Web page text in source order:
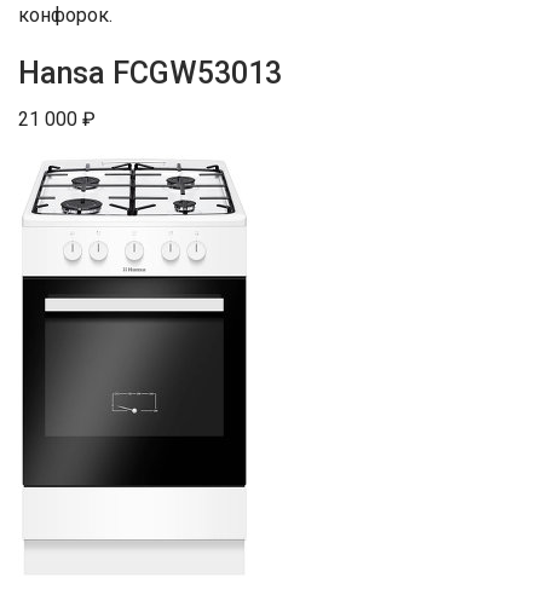
конфорок.
Hansa FCGW53013
21 000 ₽